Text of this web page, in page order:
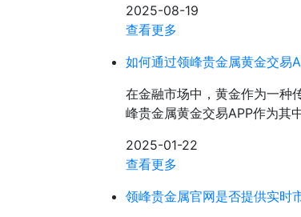
2025-08-19
查看更多
如何通过领峰贵金属黄金交易
在金融市场中，黄金作为一种
峰贵金属黄金交易APP作为其
2025-01-22
查看更多
领峰贵金属官网是否提供实时